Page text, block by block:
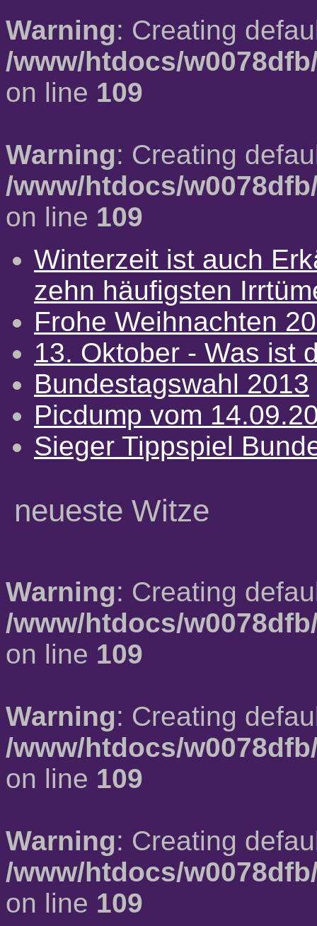
Warning: Creating
/www/htdocs/
on line 109
Warning: Creating
/www/htdocs/
on line 109
Winterzeit ist auch
zehn häufigsten
Frohe Weihnachten
13. Oktober - Was ist
Bundestagswahl 2013
Picdump vom
Sieger Tippspiel
neueste Witze
Warning: Creating
/www/htdocs/
on line 109
Warning: Creating
/www/htdocs/
on line 109
Warning: Creating
/www/htdocs/
on line 109